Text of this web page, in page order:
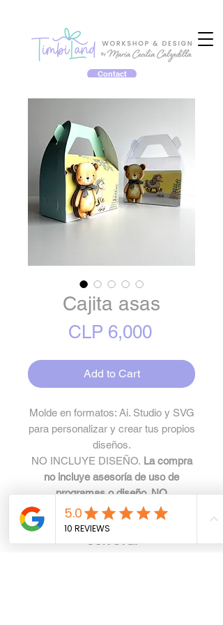
Contact
Cajita asas
CLP 6,000Price
Add to Cart
Molde en formatos: Ai. Studio y SVG
para personalizar y crear tus propios
diseños.
NO INCLUYE DISEÑO. La compra
no incluye asesoría de uso de
programas o diseño. NO
COMPRAR PARA USO CON
CRICUT SI NO SABES TRABAJAR
CON SVG.